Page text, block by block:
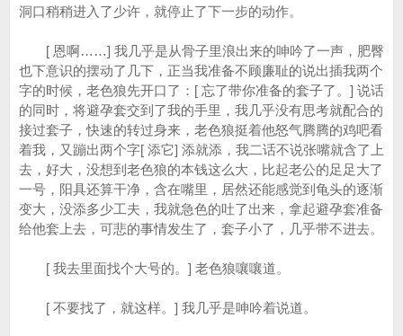
洞口稍稍进入了少许，就停止了下一步的动作。
[ 恩啊……] 我几乎是从骨子里浪出来的呻吟了一声，肥臀
也下意识的摆动了几下，正当我准备不顾廉耻的说出插我两个
字的时候，老色狼先开口了：[ 忘了带你准备的套子了。] 说话
的同时，将避孕套交到了我的手里，我几乎没有思考就配合的
接过套子，快速的转过身来，老色狼挺着他怒气腾腾的鸡吧看
着我，又蹦出两个字[ 添它] 添就添，我二话不说张嘴就含了上
去，好大，没想到老色狼的本钱这么大，比起老公的足足大了
一号，阳具还算干净，含在嘴里，居然还能感觉到龟头的逐渐
变大，没添多少工夫，我就急色的吐了出来，拿起避孕套准备
给他套上去，可悲的事情发生了，套子小了，几乎带不进去。
[ 我去里面找个大号的。] 老色狼嚷嚷道。
[ 不要找了，就这样。] 我几乎是呻吟着说道。